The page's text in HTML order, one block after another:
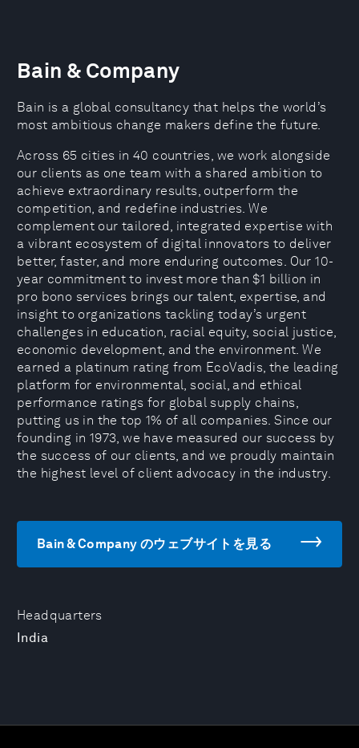
Headquarters
India
Bain & Company
Bain is a global consultancy that helps the world’s
most ambitious change makers define the future.
Across 65 cities in 40 countries, we work alongside
our clients as one team with a shared ambition to
achieve extraordinary results, outperform the
competition, and redefine industries. We
complement our tailored, integrated expertise with
a vibrant ecosystem of digital innovators to deliver
better, faster, and more enduring outcomes. Our 10-
year commitment to invest more than $1 billion in
pro bono services brings our talent, expertise, and
insight to organizations tackling today’s urgent
challenges in education, racial equity, social justice,
economic development, and the environment. We
earned a platinum rating from EcoVadis, the leading
platform for environmental, social, and ethical
performance ratings for global supply chains,
putting us in the top 1% of all companies. Since our
founding in 1973, we have measured our success by
the success of our clients, and we proudly maintain
the highest level of client advocacy in the industry.
Bain & Company のウェブサイトを見る